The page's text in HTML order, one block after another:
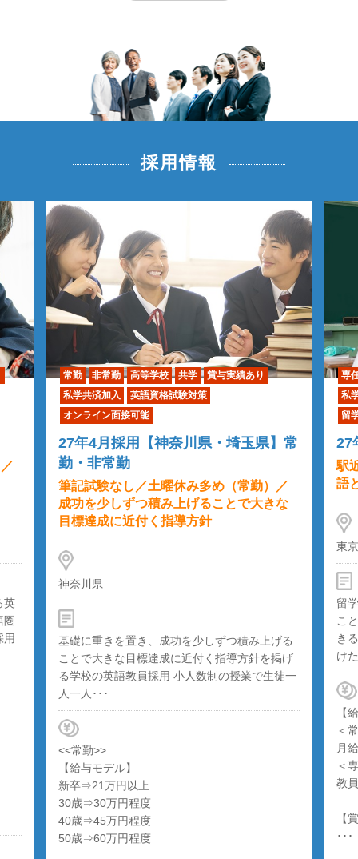
採用情報
英
圏
用
常勤 非常勤 高等学校 共学
賞与実績あり
私学共済加入
英語資格試験対策
オンライン面接可能
27年4月採用【神奈川県・埼玉県】常
勤・非常勤
筆記試験なし／土曜休み多め（常勤）／
成功を少しずつ積み上げることで大きな
目標達成に近付く指導方針
神奈川県
基礎に重きを置き、成功を少しずつ積み上げる
ことで大きな目標達成に近付く指導方針を掲げ
る学校の英語教員採用 小人数制の授業で生徒一
人一人･･･
<<常勤>>
【給与モデル】
新卒⇒21万円以上
30歳⇒30万円程度
40歳⇒45万円程度
50歳⇒60万円程度
専
私
留
27
駅
語
東
留
こ
き
け
【
＜
月
＜
教
【
･･･